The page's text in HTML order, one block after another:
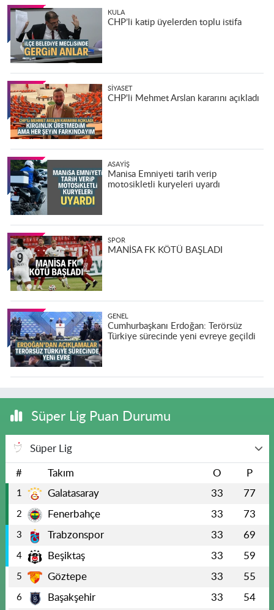
KULA
CHP’li katip üyelerden toplu istifa
SIYASET
CHP'li Mehmet Arslan kararını açıkladı
ASAYIŞ
Manisa Emniyeti tarih verip
motosikletli kuryeleri uyardı
SPOR
MANİSA FK KÖTÜ BAŞLADI
GENEL
Cumhurbaşkanı Erdoğan: Terörsüz
Türkiye sürecinde yeni evreye geçildi
Süper Lig Puan Durumu
Süper Lig
# Takım O P
1 Galatasaray 33 77
2 Fenerbahçe 33 73
3 Trabzonspor 33 69
4 Beşiktaş 33 59
5 Göztepe 33 55
6 Başakşehir 33 54